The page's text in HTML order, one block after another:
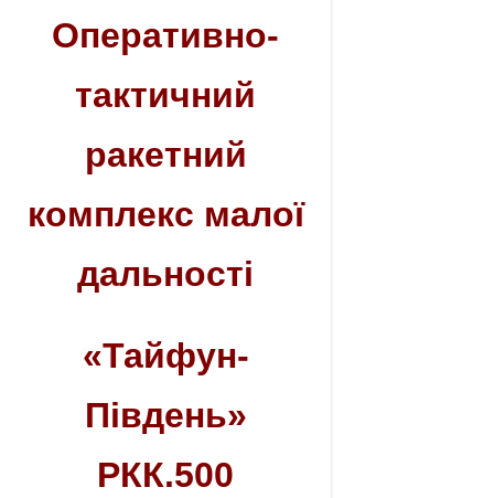
Оперативно-
тактичний
ракетний
комплекс малої
дальності
«Тайфун-
Південь»
РКК.500